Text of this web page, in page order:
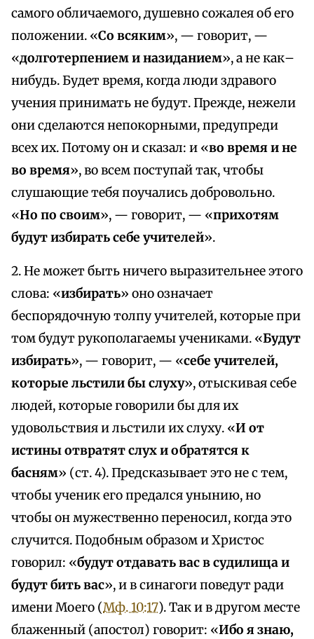
самого обличаемого, душевно сожалея об его
положении. «Со всяким», — говорит, —
«долготерпением и назиданием», а не как–
нибудь. Будет время, когда люди здравого
учения принимать не будут. Прежде, нежели
они сделаются непокорными, предупреди
всех их. Потому он и сказал: и «во время и не
во время», во всем поступай так, чтобы
слушающие тебя поучались добровольно.
«Но по своим», — говорит, — «прихотям
будут избирать себе учителей».
2. Не может быть ничего выразительнее этого
слова: «избирать» оно означает
беспорядочную толпу учителей, которые при
том будут рукополагаемы учениками. «Будут
избирать», — говорит, — «себе учителей,
которые льстили бы слуху», отыскивая себе
людей, которые говорили бы для их
удовольствия и льстили их слуху. «И от
истины отвратят слух и обратятся к
басням» (ст. 4). Предсказывает это не с тем,
чтобы ученик его предался унынию, но
чтобы он мужественно переносил, когда это
случится. Подобным образом и Христос
говорил: «будут отдавать вас в судилища и
будут бить вас», и в синагоги поведут ради
имени Моего (Мф. 10:17). Так и в другом месте
блаженный (апостол) говорит: «Ибо я знаю,